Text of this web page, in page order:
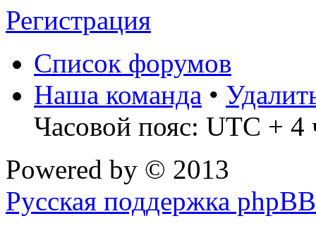
Регистрация
Список форумов
Наша команда •
Часовой пояс: UTC + 4
Powered by © 2013
Русская поддержка phpBB